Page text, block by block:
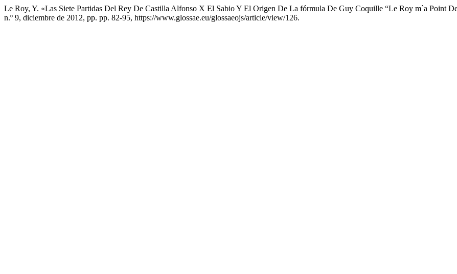
Le Roy, Y. «Las Siete Partidas Del Rey De Castilla Alfonso X El Sabio Y El Origen De La fórmula De Guy Coquille “Le Roy m`a Point
n.º 9, diciembre de 2012, pp. pp. 82-95, https://www.glossae.eu/glossaeojs/article/view/126.